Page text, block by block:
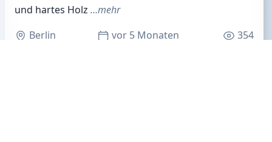
und hartes Holz …mehr
Berlin
vor 5 Monaten 354